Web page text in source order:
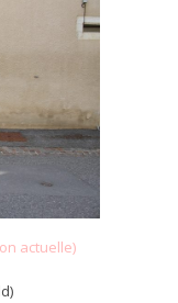
actuelle)